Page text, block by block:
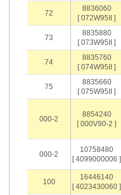
72
8836060
[ 072W95II ]
73
8835880
[ 073W95II ]
74
8835760
[ 074W95II ]
75
8835660
[ 075W95II ]
000-2
8854240
[ 000V90-2 ]
000-2
10758480
[ 4099000006 ]
100
16446140
[ 4023430060 ]